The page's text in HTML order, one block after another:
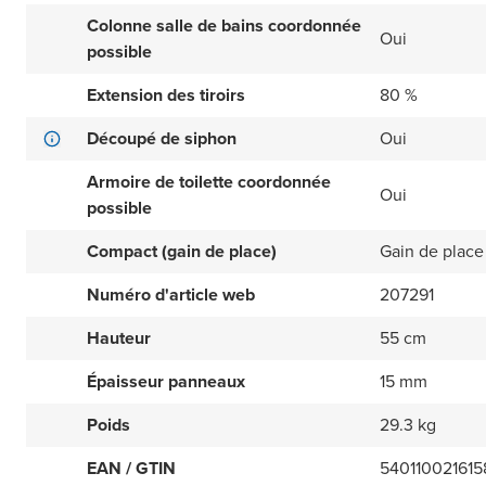
Colonne salle de bains coordonnée
possible
Oui
Extension des tiroirs
80 %
Découpé de siphon
Oui
Armoire de toilette coordonnée
possible
Oui
Compact (gain de place)
Gain de place
Numéro d'article web
207291
Hauteur
55 cm
Épaisseur panneaux
15 mm
Poids
29.3 kg
EAN / GTIN